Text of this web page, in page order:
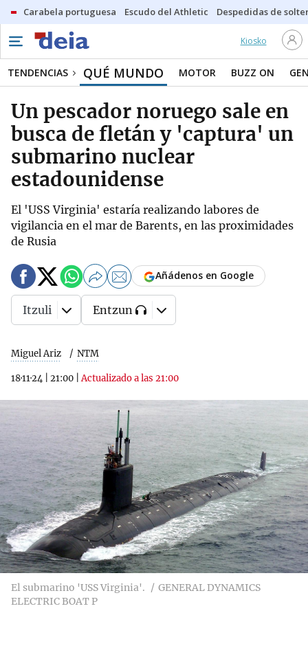
Carabela portuguesa Escudo del Athletic Despedidas de
Kiosko
TENDENCIAS QUÉ MUNDO MOTOR BUZZ ON
Un pescador noruego sale en
busca de fletán y 'captura' un
submarino nuclear
estadounidense
El 'USS Virginia' estaría realizando labores de
vigilancia en el mar de Barents, en las proximidades
de Rusia
Miguel Ariz NTM
18·11·24 21:00 |Actualizado a las 21:00
Añádenos en Google
Itzuli Entzun
El submarino 'USS Virginia'.
GENERAL DYNAMICS
ELECTRIC BOAT P